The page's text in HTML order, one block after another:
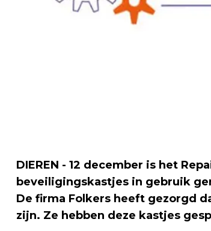
DIEREN - 12 december is het
beveiligingskastjes in gebruik
De firma Folkers heeft gezorgd
zijn. Ze hebben deze kastjes